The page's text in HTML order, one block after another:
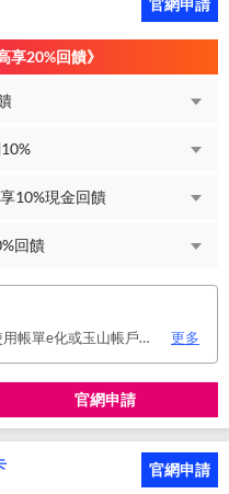
官網申請
20%回饋》
10%現金回饋
回饋
次年年費：3000元(有條件免年費), 使用帳單e化或玉山帳戶自動扣繳信用卡款或任消費一筆享免年費優惠。
更多
官網申請
官網申請